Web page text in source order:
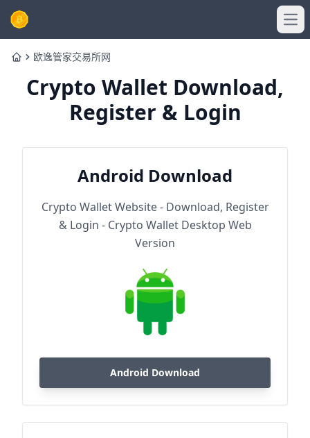
Home欧逸管家交易所网
Crypto Wallet Download,
Register & Login
Android Download
Crypto Wallet Website - Download, Register
& Login - Crypto Wallet Desktop Web
Version
Android Download